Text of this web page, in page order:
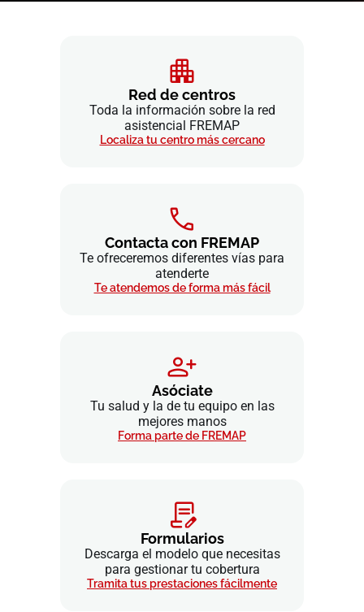
Red de centros
Toda la información sobre la red
asistencial FREMAP
Localiza tu centro más cercano
Contacta con FREMAP
Te ofreceremos diferentes vías para
atenderte
Te atendemos de forma más fácil
Asóciate
Tu salud y la de tu equipo en las
mejores manos
Forma parte de FREMAP
Formularios
Descarga el modelo que necesitas
para gestionar tu cobertura
Tramita tus prestaciones fácilmente